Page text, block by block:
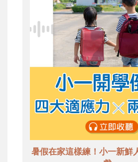
暑假在家這樣練！小一新鮮